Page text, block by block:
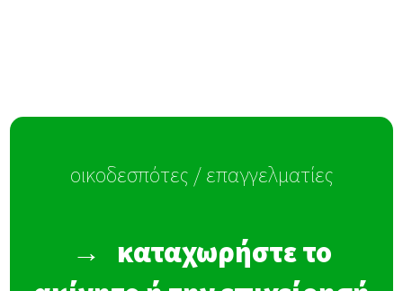
οικοδεσπότες / επαγγελματίες
→ καταχωρήστε το